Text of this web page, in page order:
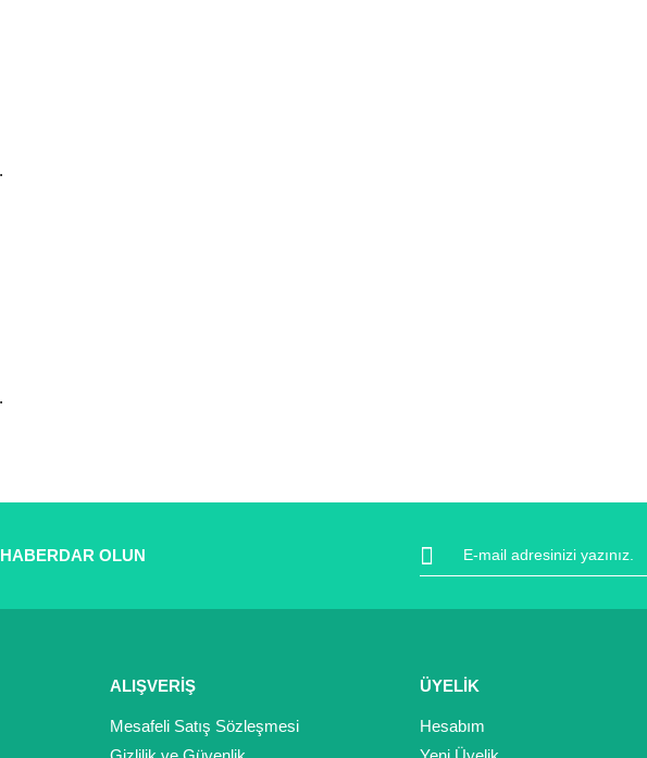
OLUN
ALIŞVERİŞ
Mesafeli Satış Sözleşmesi
ÜYELİK
Hesabım